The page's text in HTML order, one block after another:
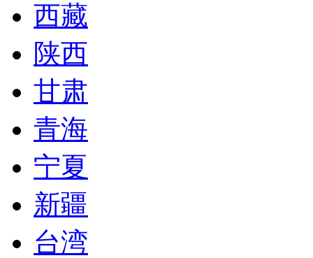
西藏
陕西
甘肃
青海
宁夏
新疆
台湾